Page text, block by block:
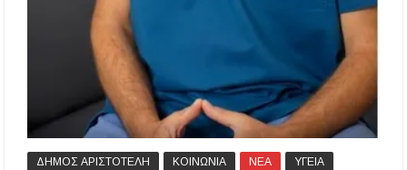
ΔΗΜΟΣ ΑΡΙΣΤΟΤΕΛΗ ΚΟΙΝΩΝΙΑ ΝΕΑ
ΥΓΕΙΑ